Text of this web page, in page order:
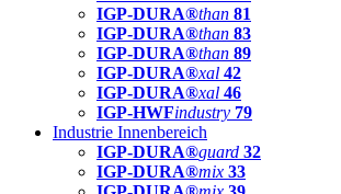
IGP-DURA®than 81
IGP-DURA®than 83
IGP-DURA®than 89
IGP-DURA®xal 42
IGP-DURA®xal 46
IGP-HWFindustry 79
Industrie Innenbereich
IGP-DURA®guard 32
IGP-DURA®mix 33